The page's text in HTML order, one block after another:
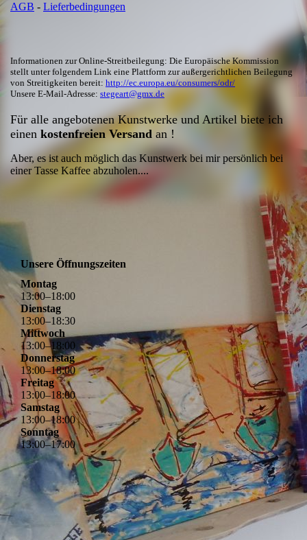
AGB - Lieferbedingungen
Informationen zur Online-Streitbeilegung: Die Europäische Kommission
stellt unter folgendem Link eine Plattform zur außergerichtlichen Beilegung
von Streitigkeiten bereit: http://ec.europa.eu/consumers/odr/
Unsere E-Mail-Adresse: stegeart@gmx.de
Für alle angebotenen Kunstwerke und Artikel biete ich
einen kostenfreien Versand an !
Aber, es ist auch möglich das Kunstwerk bei mir persönlich bei
einer Tasse Kaffee abzuholen....
Unsere Öffnungszeiten
Montag
13:00–18:00
Dienstag
13:00–18:30
Mittwoch
13:00–18:00
Donnerstag
13:00–18:00
Freitag
13:00–18:00
Samstag
13:00–18:00
Sonntag
13:00–17:00